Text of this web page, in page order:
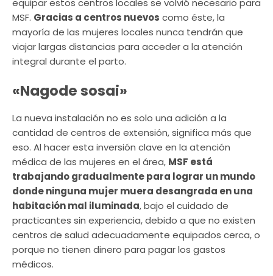
MSF. Gracias a centros nuevos como éste, la
mayoría de las mujeres locales nunca tendrán que
viajar largas distancias para acceder a la atención
integral durante el parto.
«Nagode sosai»
La nueva instalación no es solo una adición a la
cantidad de centros de extensión, significa más que
eso. Al hacer esta inversión clave en la atención
médica de las mujeres en el área, MSF está
trabajando gradualmente para lograr un mundo
donde ninguna mujer muera desangrada en una
habitación mal iluminada, bajo el cuidado de
practicantes sin experiencia, debido a que no existen
centros de salud adecuadamente equipados cerca, o
porque no tienen dinero para pagar los gastos
médicos.